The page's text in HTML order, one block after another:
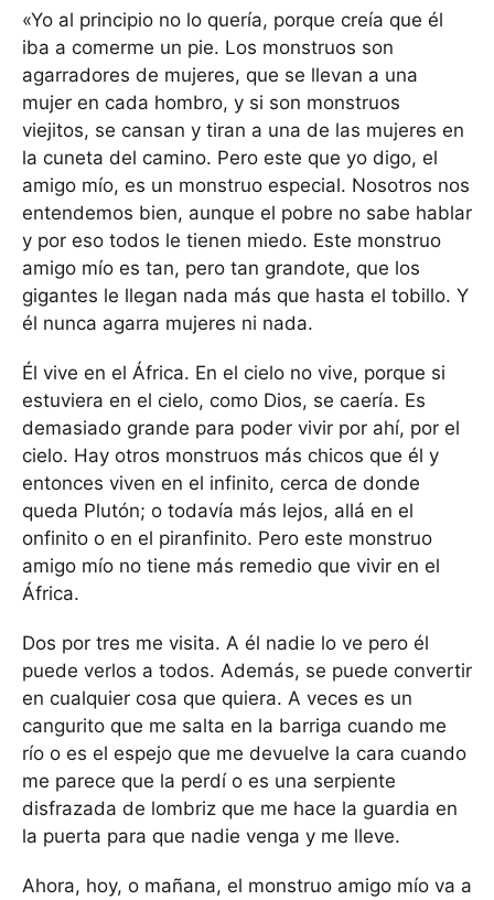
«Yo al principio no lo quería, porque creía que él
iba a comerme un pie. Los monstruos son
agarradores de mujeres, que se llevan a una
mujer en cada hombro, y si son monstruos
viejitos, se cansan y tiran a una de las mujeres en
la cuneta del camino. Pero este que yo digo, el
amigo mío, es un monstruo especial. Nosotros nos
entendemos bien, aunque el pobre no sabe hablar
y por eso todos le tienen miedo. Este monstruo
amigo mío es tan, pero tan grandote, que los
gigantes le llegan nada más que hasta el tobillo. Y
él nunca agarra mujeres ni nada.
Él vive en el África. En el cielo no vive, porque si
estuviera en el cielo, como Dios, se caería. Es
demasiado grande para poder vivir por ahí, por el
cielo. Hay otros monstruos más chicos que él y
entonces viven en el infinito, cerca de donde
queda Plutón; o todavía más lejos, allá en el
onfinito o en el piranfinito. Pero este monstruo
amigo mío no tiene más remedio que vivir en el
África.
Dos por tres me visita. A él nadie lo ve pero él
puede verlos a todos. Además, se puede convertir
en cualquier cosa que quiera. A veces es un
cangurito que me salta en la barriga cuando me
río o es el espejo que me devuelve la cara cuando
me parece que la perdí o es una serpiente
disfrazada de lombriz que me hace la guardia en
la puerta para que nadie venga y me lleve.
Ahora, hoy, o mañana, el monstruo amigo mío va a